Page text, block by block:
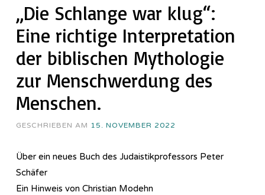
„Die Schlange war klug“:
Eine richtige Interpretation
der biblischen Mythologie
zur Menschwerdung des
Menschen.
GESCHRIEBEN AM 15. NOVEMBER 2022
Über ein neues Buch des Judaistikprofessors Peter
Schäfer
Ein Hinweis von Christian Modehn